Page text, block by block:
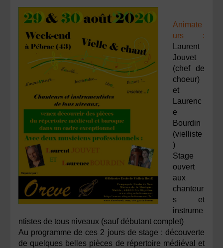
Animate
urs :
Laurent
Jouvet
(chef de
choeur)
et
Laurenc
e
Bourdin
(vielliste
)
Stage
ouvert
aux
chanteur
s et
instrume
ntistes de tous niveaux (sauf débutant complet)
Au programme de ces 2 jours de stage : découverte
de quelques belles pièces de répertoire médiéval et